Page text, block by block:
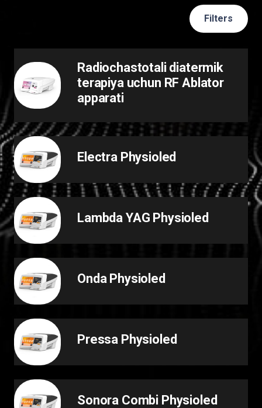
Filters
Radiochastotali diatermik
terapiya uchun RF Ablator
apparati
Electra Physioled
Lambda YAG Physioled
Onda Physioled
Pressa Physioled
Sonora Combi Physioled